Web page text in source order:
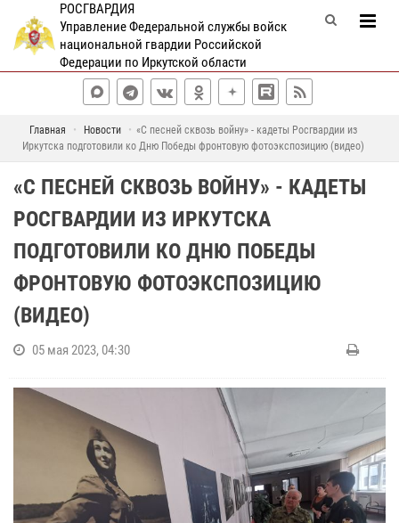
РОСГВАРДИЯ
Управление Федеральной службы войск
национальной гвардии Российской
Федерации по Иркутской области
Главная Новости
«С песней сквозь войну» - кадеты Росгвардии из
Иркутска подготовили ко Дню Победы фронтовую фотоэкспозицию (видео)
«С ПЕСНЕЙ СКВОЗЬ ВОЙНУ» - КАДЕТЫ
РОСГВАРДИИ ИЗ ИРКУТСКА
ПОДГОТОВИЛИ КО ДНЮ ПОБЕДЫ
ФРОНТОВУЮ ФОТОЭКСПОЗИЦИЮ
(ВИДЕО)
05 мая 2023, 04:30